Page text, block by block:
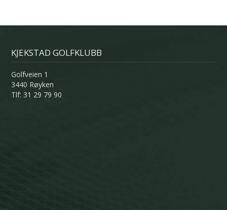
KJEKSTAD GOLFKLUBB
Golfveien 1
3440 Røyken
Tlf: 31 29 79 90